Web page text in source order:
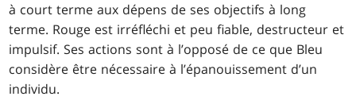
à court terme aux dépens de ses objectifs à long
terme. Rouge est irréfléchi et peu fiable, destructeur et
impulsif. Ses actions sont à l’opposé de ce que Bleu
considère être nécessaire à l’épanouissement d’un
individu.